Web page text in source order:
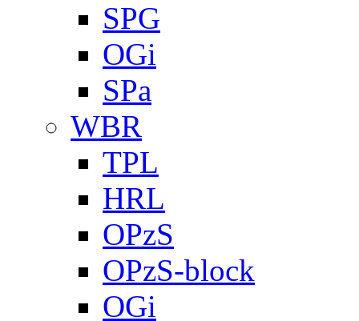
SPG
OGi
SPa
WBR
TPL
HRL
OPzS
OPzS-block
OGi